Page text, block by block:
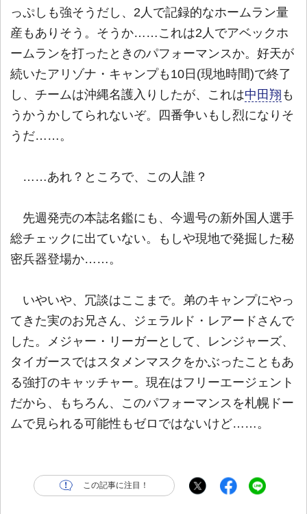
っぷしも強そうだし、2人で記録的なホームラン量
産もありそう。そうか……これは2人でアベックホ
ームランを打ったときのパフォーマンスか。好天が
続いたアリゾナ・キャンプも10日(現地時間)で終了
し、チームは沖縄名護入りしたが、これは中田翔 も
うかうかしてられないぞ。四番争いもし烈になりそ
うだ……。
……あれ？ところで、この人誰？
先週発売の本誌名鑑にも、今週号の新外国人選手
総チェックに出ていない。もしや現地で発掘した秘
密兵器登場か……。
いやいや、冗談はここまで。弟のキャンプにやっ
てきた実のお兄さん、ジェラルド・レアードさんで
した。メジャー・リーガーとして、レンジャーズ、
タイガースではスタメンマスクをかぶったこともあ
る強打のキャッチャー。現在はフリーエージェント
だから、もちろん、このパフォーマンスを札幌ドー
ムで見られる可能性もゼロではないけど……。
この記事に注目！